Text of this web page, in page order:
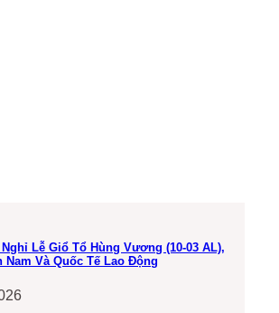
Lễ Giổ Tổ Hùng Vương (10-03 AL),
Nam Và Quốc Tế Lao Động